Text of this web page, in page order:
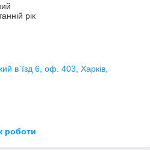
рік
в`їзд 6, оф. 403, Харків,
роботи